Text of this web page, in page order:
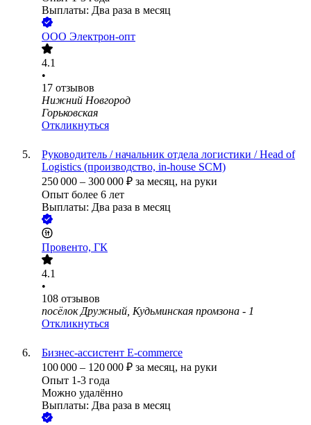
Выплаты: Два раза в месяц
ООО Электрон-опт
4.1
•
17 отзывов
Нижний Новгород
Горьковская
Откликнуться
Руководитель / начальник отдела логистики / Head of
Logistics (производство, in-house SCM)
250 000 – 300 000 ₽ за месяц, на руки
Опыт более 6 лет
Выплаты: Два раза в месяц
Провенто, ГК
4.1
•
108 отзывов
посёлок Дружный, Кудьминская промзона - 1
Откликнуться
Бизнес-ассистент E-commerce
100 000 – 120 000 ₽ за месяц, на руки
Опыт 1-3 года
Можно удалённо
Выплаты: Два раза в месяц